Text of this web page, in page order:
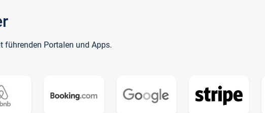
führenden Portalen und Apps.